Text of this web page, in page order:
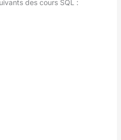
des cours SQL :